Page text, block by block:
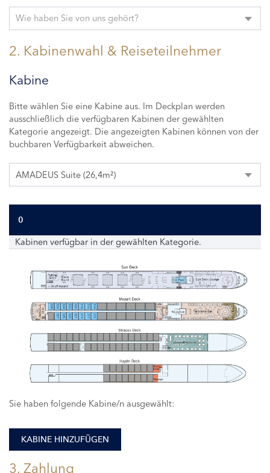
Wie haben Sie von uns gehört?
2. Kabinenwahl & Reiseteilnehmer
Kabine
Bitte wählen Sie eine Kabine aus. Im Deckplan werden
ausschließlich die verfügbaren Kabinen der gewählten
Kategorie angezeigt. Die angezeigten Kabinen können von der
buchbaren Verfügbarkeit abweichen.
AMADEUS Suite (26,4m²)
0
Kabinen verfügbar in der gewählten Kategorie.
314
315
316
317
318
319
320
321
322
323
324
325
326
327
328
Sie haben folgende Kabine/n ausgewählt:
KABINE HINZUFÜGEN
3. Zahlung